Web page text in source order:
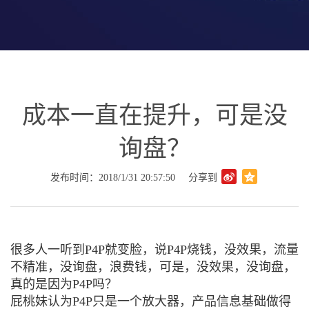
成本一直在提升，可是没
询盘？
发布时间：2018/1/31 20:57:50 分享到
很多人一听到P4P就变脸，说P4P烧钱，没效果，流量
不精准，没询盘，浪费钱，可是，没效果，没询盘，
真的是因为P4P吗？
屁桃妹认为P4P只是一个放大器，产品信息基础做得